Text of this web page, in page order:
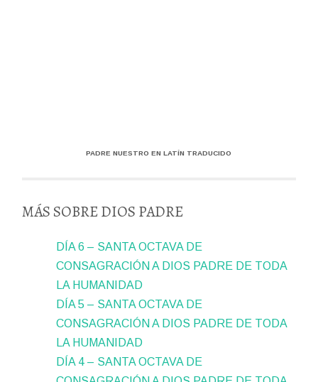
PADRE NUESTRO EN LATÍN TRADUCIDO
MÁS SOBRE DIOS PADRE
DÍA 6 – SANTA OCTAVA DE
CONSAGRACIÓN A DIOS PADRE DE TODA
LA HUMANIDAD
DÍA 5 – SANTA OCTAVA DE
CONSAGRACIÓN A DIOS PADRE DE TODA
LA HUMANIDAD
DÍA 4 – SANTA OCTAVA DE